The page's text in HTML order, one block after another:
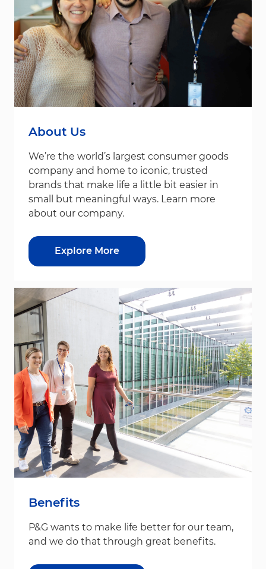
About Us
We’re the world’s largest consumer goods
company and home to iconic, trusted
brands that make life a little bit easier in
small but meaningful ways. Learn more
about our company.
Explore More
Benefits
P&G wants to make life better for our team,
and we do that through great benefits.